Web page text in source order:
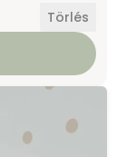
Törlés